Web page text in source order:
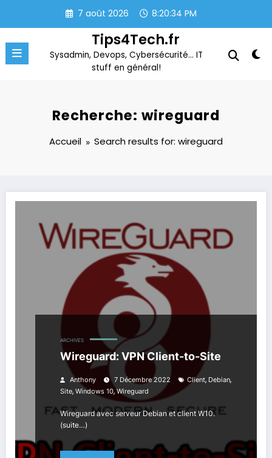
contenu
7 août 2026 8:20:34 PM
Tips4Tech.fr
Sysadmin, Devops, Cybersécurité… IT
stuff en général!
Recherche: wireguard
Accueil Search results for: wireguard
ARCHIVES
Wireguard: VPN Client-to-Site
Anthony 7 Décembre 2022 Client, Debian,
Site, Windows 10,Wireguard
Wireguard avec serveur Debian et client W10.
(suite…)